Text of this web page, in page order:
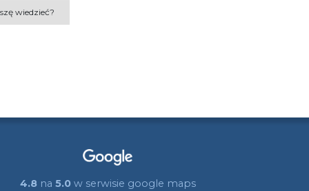
wiedzieć?
4.8 na 5.0w serwisie google maps